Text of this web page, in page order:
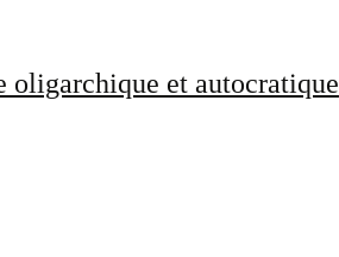
et autocratique